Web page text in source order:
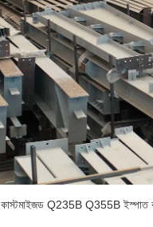
কাস্টমাইজড Q235B Q355B ইস্পাত